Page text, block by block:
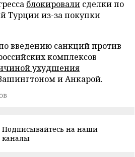
блокировали сделки по
Турции из-за покупки
введению санкций против
комплексов
ухудшения
и Анкарой.
Подписывайтесь на наши
каналы